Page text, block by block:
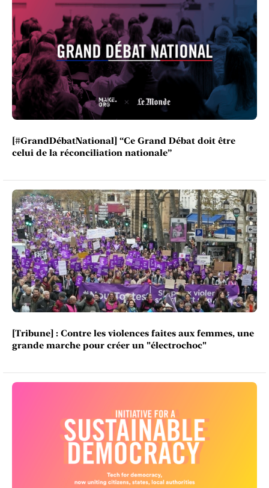
[#GrandDébatNational] “Ce Grand Débat doit être
celui de la réconciliation nationale”
[Tribune] : Contre les violences faites aux femmes, une
grande marche pour créer un "électrochoc"